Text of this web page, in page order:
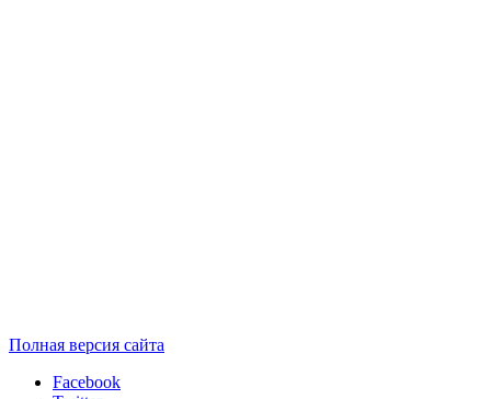
Полная версия сайта
Facebook